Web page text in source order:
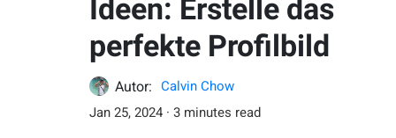
Ideen: Erstelle das
perfekte Profilbild
Autor:
Calvin Chow
Jan 25, 2024 · 3 minutes read